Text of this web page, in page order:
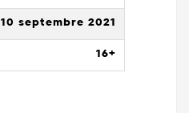
10 septembre 2021
16+